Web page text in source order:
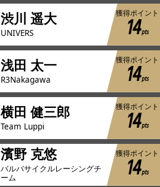
渋川 遥大
UNIVERS
獲得ポイント
14pts
浅田 太一
R3Nakagawa
獲得ポイント
14pts
横田 健三郎
Team Luppi
獲得ポイント
14pts
濱野 克悠
バルバサイクルレーシングチ
ーム
獲得ポイント
14pts